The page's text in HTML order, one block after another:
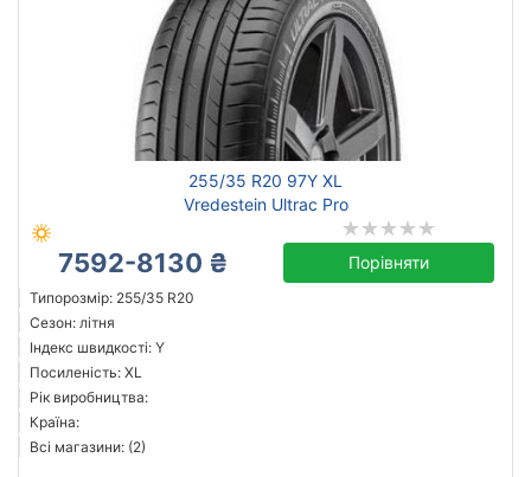
255/35 R20 97Y XL
Vredestein Ultrac Pro
7592-8130 ₴ Порівняти
Типорозмір: 255/35 R20
Сезон: літня
Індекс швидкості: Y
Посиленість: XL
Рік виробництва:
Країна:
Всі магазини: (2)
зимова нешип
Michelin
Continental
Grenlander
Sonix
Всі бренди
Тип транспортного засобу